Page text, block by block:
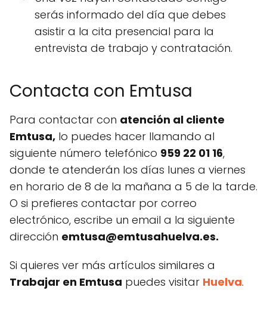
serás informado del día que debes
asistir a la cita presencial para la
entrevista de trabajo y contratación.
Contacta con Emtusa
Para contactar con atención al cliente
Emtusa, lo puedes hacer llamando al
siguiente número telefónico 959 22 01 16,
donde te atenderán los días lunes a viernes
en horario de 8 de la mañana a 5 de la tarde.
O si prefieres contactar por correo
electrónico, escribe un email a la siguiente
dirección emtusa@emtusahuelva.es.
Si quieres ver más artículos similares a
Trabajar en Emtusa puedes visitar Huelva.